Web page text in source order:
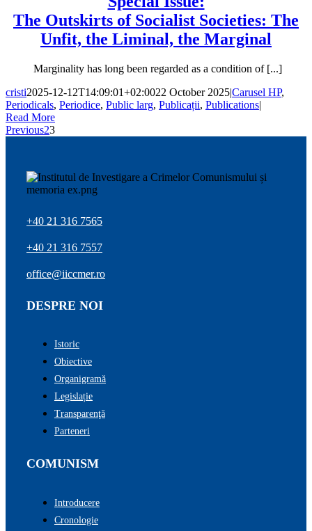
The Outskirts of Socialist Societies: The
Unfit, the Liminal, the Marginal
Marginality has long been regarded as a condition of [...]
cristi2025-12-12T14:09:01+02:0022 October 2025|Carusel HP,
Periodicals, Periodice, Public larg, Publicații, Publications|
Read More
Previous23
+40 21 316 7565
+40 21 316 7557
office@iiccmer.ro
DESPRE NOI
Istoric
Obiective
Organigramă
Legislație
Transparenţă
Parteneri
COMUNISM
Introducere
Cronologie